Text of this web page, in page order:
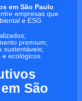
em São Paulo
empresas que
e ESG.
premium;
sustentáveis;
e ecológicos.
São